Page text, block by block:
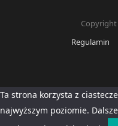
Regulamin
Ta strona korzysta z
najwyższym poziomie.